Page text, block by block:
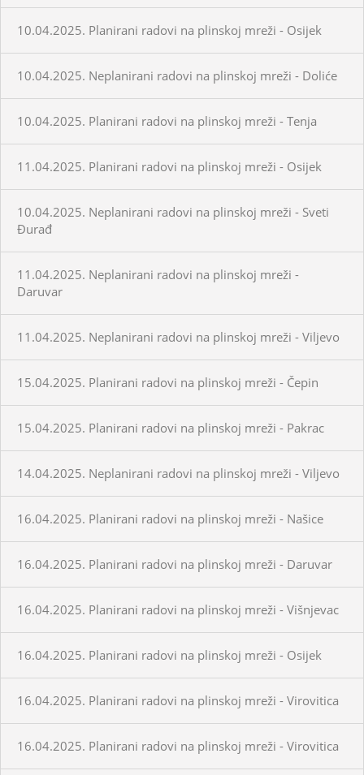
10.04.2025. Planirani radovi na plinskoj mreži - Osijek
10.04.2025. Neplanirani radovi na plinskoj mreži - Doliće
10.04.2025. Planirani radovi na plinskoj mreži - Tenja
11.04.2025. Planirani radovi na plinskoj mreži - Osijek
10.04.2025. Neplanirani radovi na plinskoj mreži - Sveti
Đurađ
11.04.2025. Neplanirani radovi na plinskoj mreži -
Daruvar
11.04.2025. Neplanirani radovi na plinskoj mreži - Viljevo
15.04.2025. Planirani radovi na plinskoj mreži - Čepin
15.04.2025. Planirani radovi na plinskoj mreži - Pakrac
14.04.2025. Neplanirani radovi na plinskoj mreži - Viljevo
16.04.2025. Planirani radovi na plinskoj mreži - Našice
16.04.2025. Planirani radovi na plinskoj mreži - Daruvar
16.04.2025. Planirani radovi na plinskoj mreži - Višnjevac
16.04.2025. Planirani radovi na plinskoj mreži - Osijek
16.04.2025. Planirani radovi na plinskoj mreži - Virovitica
16.04.2025. Planirani radovi na plinskoj mreži - Virovitica